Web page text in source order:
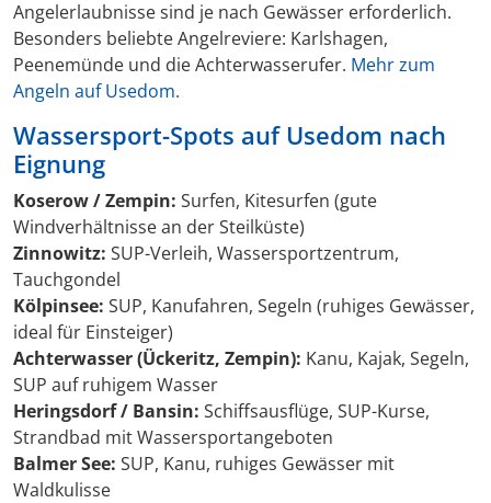
Angelerlaubnisse sind je nach Gewässer erforderlich.
Besonders beliebte Angelreviere: Karlshagen,
Peenemünde und die Achterwasserufer. Mehr zum
Angeln auf Usedom.
Wassersport-Spots auf Usedom nach
Eignung
Koserow / Zempin: Surfen, Kitesurfen (gute
Windverhältnisse an der Steilküste)
Zinnowitz: SUP-Verleih, Wassersportzentrum,
Tauchgondel
Kölpinsee: SUP, Kanufahren, Segeln (ruhiges Gewässer,
ideal für Einsteiger)
Achterwasser (Ückeritz, Zempin): Kanu, Kajak, Segeln,
SUP auf ruhigem Wasser
Heringsdorf / Bansin: Schiffsausflüge, SUP-Kurse,
Strandbad mit Wassersportangeboten
Balmer See: SUP, Kanu, ruhiges Gewässer mit
Waldkulisse